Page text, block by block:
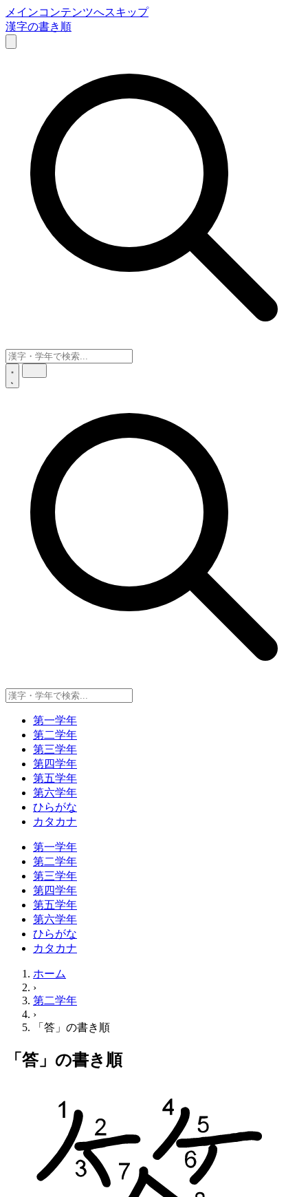
メインコンテンツへスキップ
漢字の書き順
第一学年
第二学年
第三学年
第四学年
第五学年
第六学年
ひらがな
カタカナ
第一学年
第二学年
第三学年
第四学年
第五学年
第六学年
ひらがな
カタカナ
ホーム
›
第二学年
›
「答」の書き順
「答」の書き順